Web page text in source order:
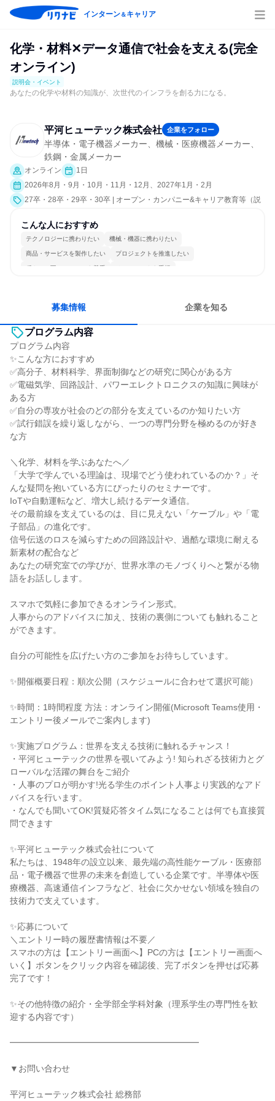
インターン＆キャリア
化学・材料✕データ通信で社会を支える(完全
オンライン)
説明会・イベント
あなたの化学や材料の知識が、次世代のインフラを創る力になる。
平河ヒューテック株式会社 企業をフォロー
半導体・電子機器メーカー、機械・医療機器メーカー、
鉄鋼・金属メーカー
オンライン
1日
2026年8月・9月・10月・11月・12月、2027年1月・2月
27卒・28卒・29卒・30卒 | オープン・カンパニー&キャリア教育等（説
こんな人におすすめ
テクノロジーに携わりたい 機械・機器に携わりたい
商品・サービスを製作したい プロジェクトを推進したい
穏やかで互いのペースを尊重 チームワークを重視
募集情報 企業を知る
プログラム内容
プログラム内容
✨こんな方におすすめ
✅高分子、材料科学、界⾯制御などの研究に関心がある方
✅電磁気学、回路設計、パワーエレクトロニクスの知識に興味が
ある方
✅自分の専攻が社会のどの部分を支えているのか知りたい方
✅試行錯誤を繰り返しながら、一つの専門分野を極めるのが好き
な方
＼化学、材料を学ぶあなたへ／
「大学で学んでいる理論は、現場でどう使われているのか？」そ
んな疑問を抱いている方にぴったりのセミナーです。
IoTや自動運転など、増大し続けるデータ通信。
その最前線を支えているのは、目に見えない「ケーブル」や「電
子部品」の進化です。
信号伝送のロスを減らすための回路設計や、過酷な環境に耐える
新素材の配合など
あなたの研究室での学びが、世界水準のモノづくりへと繋がる物
語をお話しします。
スマホで気軽に参加できるオンライン形式。
人事からのアドバイスに加え、技術の裏側についても触れること
ができます。
自分の可能性を広げたい方のご参加をお待ちしています。
✨開催概要日程：順次公開（スケジュールに合わせて選択可能）
✨時間：1時間程度 方法：オンライン開催(Microsoft Teams使用・
エントリー後メールでご案内します)
✨実施プログラム：世界を支える技術に触れるチャンス！
・平河ヒューテックの世界を覗いてみよう! 知られざる技術力とグ
ローバルな活躍の舞台をご紹介
・人事のプロが明かす!光る学生のポイント人事より実践的なアド
バイスを行います。
・なんでも聞いてOK!質疑応答タイム気になることは何でも直接質
問できます
✨平河ヒューテック株式会社について
私たちは、1948年の設立以来、最先端の高性能ケーブル・医療部
品・電子機器で世界の未来を創造している企業です。半導体や医
療機器、高速通信インフラなど、社会に欠かせない領域を独自の
技術力で支えています。
✨応募について
＼エントリー時の履歴書情報は不要／
スマホの方は【エントリー画⾯へ】PCの方は【エントリー画⾯へ
いく】ボタンをクリック内容を確認後、完了ボタンを押せば応募
完了です！
✨その他特徴の紹介・全学部全学科対象（理系学生の専門性を歓
迎する内容です）
━━━━━━━━━━━━━━━━━━━━━━
▼お問い合わせ
平河ヒューテック株式会社 総務部